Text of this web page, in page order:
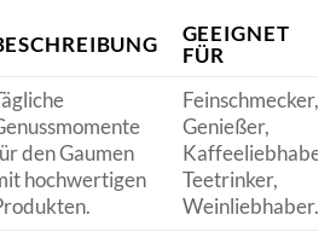
GEEIGNET
FÜR
den Gaumen
hochwertigen
Feinschmecker,
Genießer,
Kaffeeliebhaber,
Teetrinker,
Weinliebhaber.